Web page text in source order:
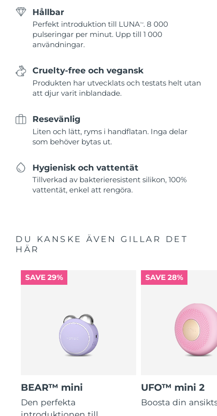
Hållbar
Perfekt introduktion till LUNATM . 8 000
pulseringar per minut. Upp till 1 000
användningar.
Cruelty-free och vegansk
Produkten har utvecklats och testats helt utan
att djur varit inblandade.
Resevänlig
Liten och lätt, ryms i handflatan. Inga delar
som behöver bytas ut.
Hygienisk och vattentät
Tillverkad av bakterieresistent silikon, 100%
vattentät, enkel att rengöra.
DU KANSKE ÄVEN GILLAR DET
HÄR
SAVE 29%
BEAR™ mini
Den perfekta
SAVE 28%
UFO™ mini 2
Boosta din